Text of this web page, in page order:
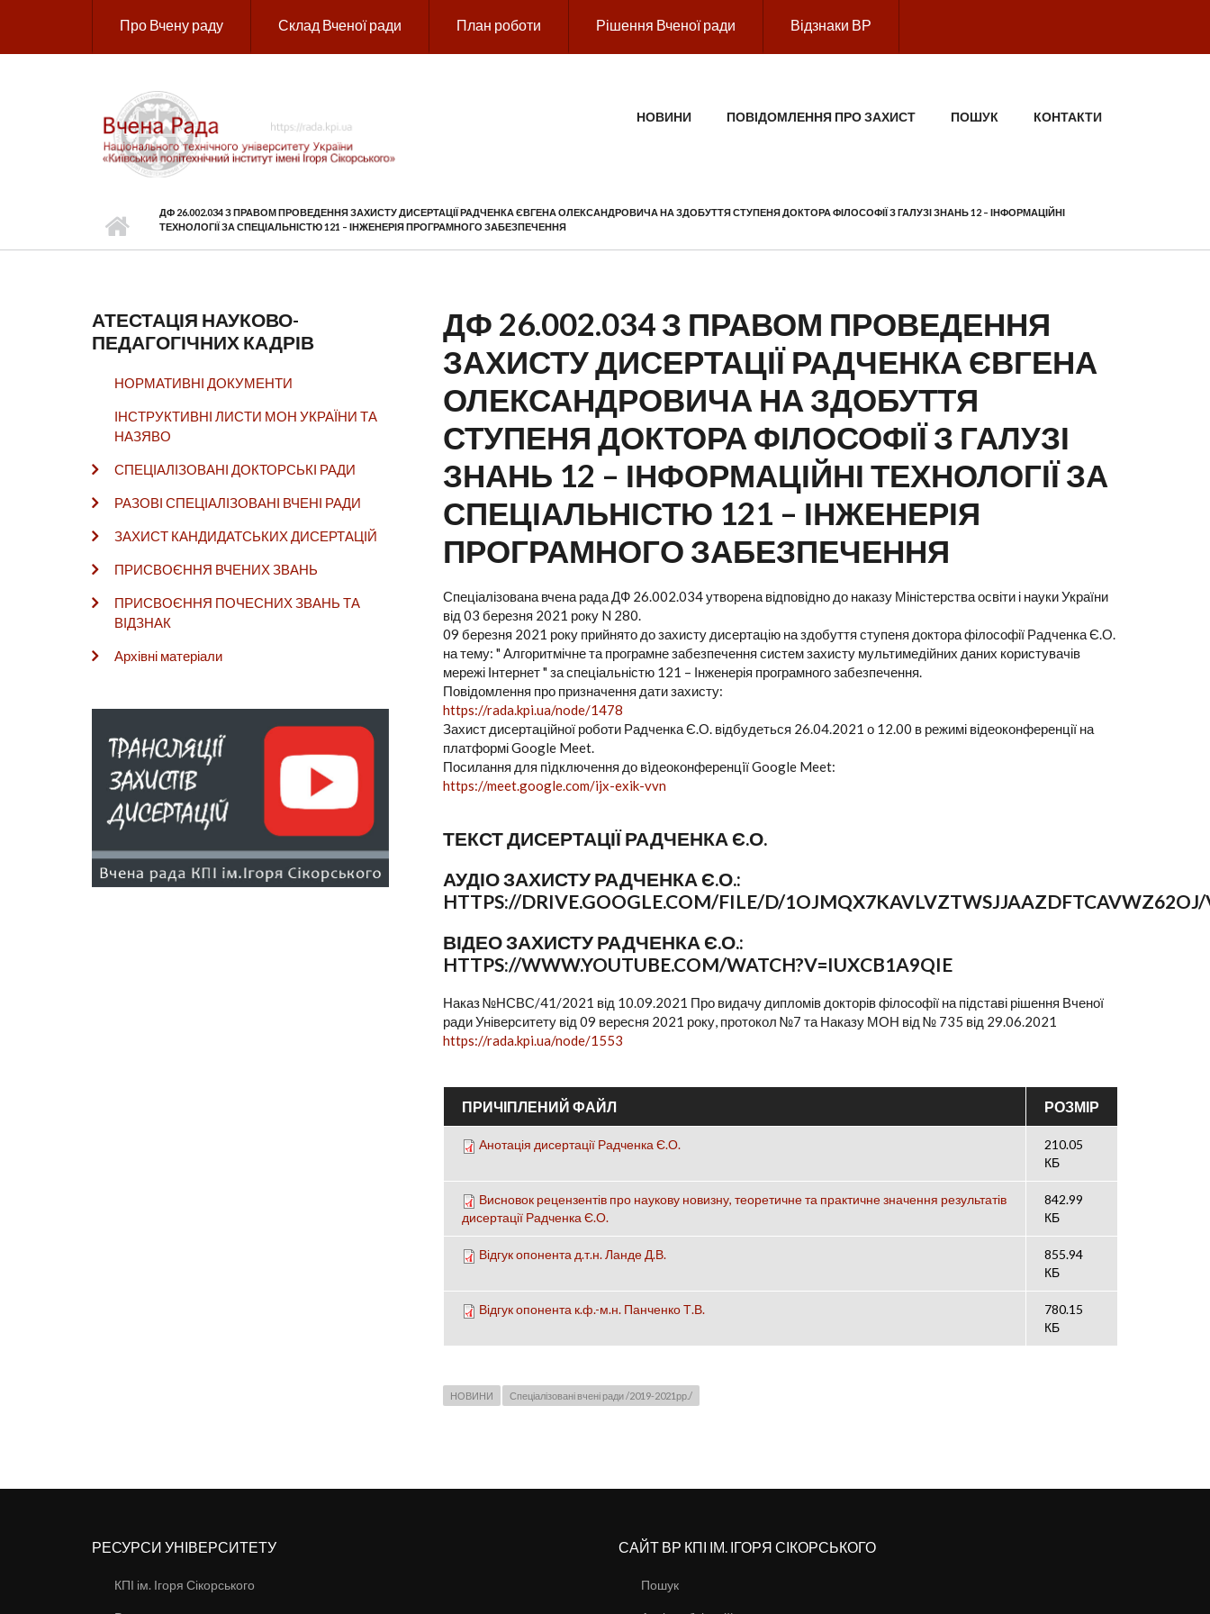
Про Вчену раду Склад Вченої ради План роботи Рішення Вченої ради Відзнаки ВР
ГОЛОВНЕ МЕНЮНОВИНИ ПОВІДОМЛЕННЯ ПРО ЗАХИСТ ПОШУК КОНТАКТИ
ДФ 26.002.034 З ПРАВОМ ПРОВЕДЕННЯ ЗАХИСТУ ДИСЕРТАЦІЇ РАДЧЕНКА ЄВГЕНА ОЛЕКСАНДРОВИЧА НА ЗДОБУТТЯ СТУПЕНЯ ДОКТОРА ФІЛОСОФІЇ З ГАЛУЗІ ЗНАНЬ 12 – ІНФОРМАЦІЙНІ
ТЕХНОЛОГІЇ ЗА СПЕЦІАЛЬНІСТЮ 121 – ІНЖЕНЕРІЯ ПРОГРАМНОГО ЗАБЕЗПЕЧЕННЯ
АТЕСТАЦІЯ НАУКОВО-
ПЕДАГОГІЧНИХ КАДРІВ
НОРМАТИВНІ ДОКУМЕНТИ
ІНСТРУКТИВНІ ЛИСТИ МОН УКРАЇНИ ТА
НАЗЯВО
СПЕЦІАЛІЗОВАНІ ДОКТОРСЬКІ РАДИ
РАЗОВІ СПЕЦІАЛІЗОВАНІ ВЧЕНІ РАДИ
ЗАХИСТ КАНДИДАТСЬКИХ ДИСЕРТАЦІЙ
ПРИСВОЄННЯ ВЧЕНИХ ЗВАНЬ
ПРИСВОЄННЯ ПОЧЕСНИХ ЗВАНЬ ТА
ВІДЗНАК
Архівні матеріали
ДФ 26.002.034 З ПРАВОМ ПРОВЕДЕННЯ
ЗАХИСТУ ДИСЕРТАЦІЇ РАДЧЕНКА ЄВГЕНА
ОЛЕКСАНДРОВИЧА НА ЗДОБУТТЯ
СТУПЕНЯ ДОКТОРА ФІЛОСОФІЇ З ГАЛУЗІ
ЗНАНЬ 12 – ІНФОРМАЦІЙНІ ТЕХНОЛОГІЇ ЗА
СПЕЦІАЛЬНІСТЮ 121 – ІНЖЕНЕРІЯ
ПРОГРАМНОГО ЗАБЕЗПЕЧЕННЯ
Спеціалізована вчена рада ДФ 26.002.034 утворена відповідно до наказу Міністерства освіти і науки України
від 03 березня 2021 року N 280.
09 березня 2021 року прийнято до захисту дисертацію на здобуття ступеня доктора філософії Радченка Є.О.
на тему: " Алгоритмічне та програмне забезпечення систем захисту мультимедійних даних користувачів
мережі Інтернет " за спеціальністю 121 – Інженерія програмного забезпечення.
Повідомлення про призначення дати захисту:
https://rada.kpi.ua/node/1478
Захист дисертаційної роботи Радченка Є.О. відбудеться 26.04.2021 о 12.00 в режимі відеоконференції на
платформі Google Meet.
Посилання для пiдключення до вiдеоконференцiї Google Meet:
https://meet.google.com/ijx-exik-vvn
ТЕКСТ ДИСЕРТАЦІЇ РАДЧЕНКА Є.О.
АУДІО ЗАХИСТУ РАДЧЕНКА Є.О.:
HTTPS://DRIVE.GOOGLE.COM/FILE/D/
ВІДЕО ЗАХИСТУ РАДЧЕНКА Є.О.:
HTTPS://WWW.YOUTUBE.COM/WATCH?V=IUXCB1A9QIE
Наказ №НСВС/41/2021 від 10.09.2021 Про видачу дипломів докторів філософії на підставі рішення Вченої
ради Університету від 09 вересня 2021 року, протокол №7 та Наказу МОН від № 735 від 29.06.2021
https://rada.kpi.ua/node/1553
ПРИЧІПЛЕНИЙ ФАЙЛ РОЗМІР
Анотація дисертації Радченка Є.О.
210.05
КБ
Висновок рецензентів про наукову новизну, теоретичне та практичне значення результатів
дисертації Радченка Є.О.
842.99
КБ
Відгук опонента д.т.н. Ланде Д.В.
855.94
КБ
Відгук опонента к.ф.-м.н. Панченко Т.В.
780.15
КБ
НОВИНИ Спеціалізовані вчені ради /2019-2021рр./
РЕСУРСИ УНІВЕРСИТЕТУ
КПІ ім. Ігоря Сікорського
САЙТ ВР КПІ ІМ. ІГОРЯ СІКОРСЬКОГО
Пошук